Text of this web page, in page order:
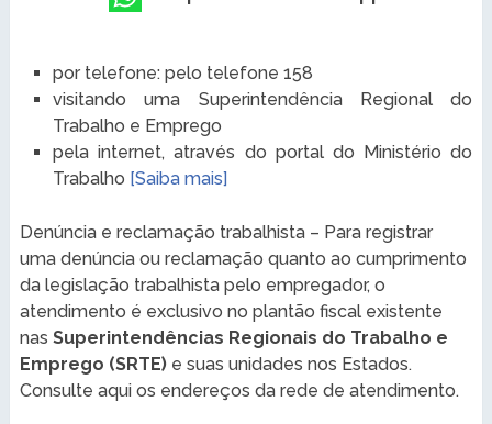
por telefone: pelo telefone 158
visitando uma Superintendência Regional do
Trabalho e Emprego
pela internet, através do portal do Ministério do
Trabalho [Saiba mais]
Denúncia e reclamação trabalhista – Para registrar
uma denúncia ou reclamação quanto ao cumprimento
da legislação trabalhista pelo empregador, o
atendimento é exclusivo no plantão fiscal existente
nas Superintendências Regionais do Trabalho e
Emprego (SRTE)e suas unidades nos Estados.
Consulte aqui os endereços da rede de atendimento.